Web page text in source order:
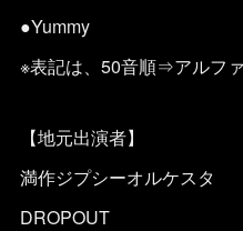
●Yummy
※表記は、50音順⇒アルフ
【地元出演者】
満作ジプシーオルケスタ
DROPOUT